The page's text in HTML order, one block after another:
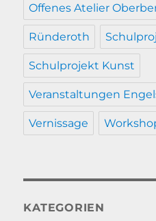
Offenes Atelier
Ründeroth
Schulprojekt Kunst
Veranstaltungen
Vernissage
KATEGORIEN